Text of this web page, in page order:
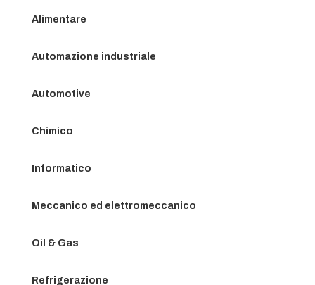
Alimentare
Automazione industriale
Automotive
Chimico
Informatico
Meccanico ed elettromeccanico
Oil & Gas
Refrigerazione